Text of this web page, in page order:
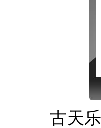
古天乐